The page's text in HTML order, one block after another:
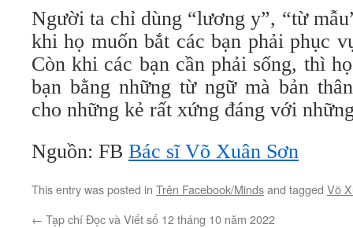
Người ta chỉ dùng “lương y”, “từ
khi họ muốn bắt các bạn phải phục
Còn khi các bạn cần phải sống, thì
bạn bằng những từ ngữ mà bản
cho những kẻ rất xứng đáng với
Nguồn: FB Bác sĩ Võ Xuân Sơn
This entry was posted in Trên Facebook/Mindsand tagged Võ
← Tạp chí Đọc và Viết số 12 tháng 10 năm 2022